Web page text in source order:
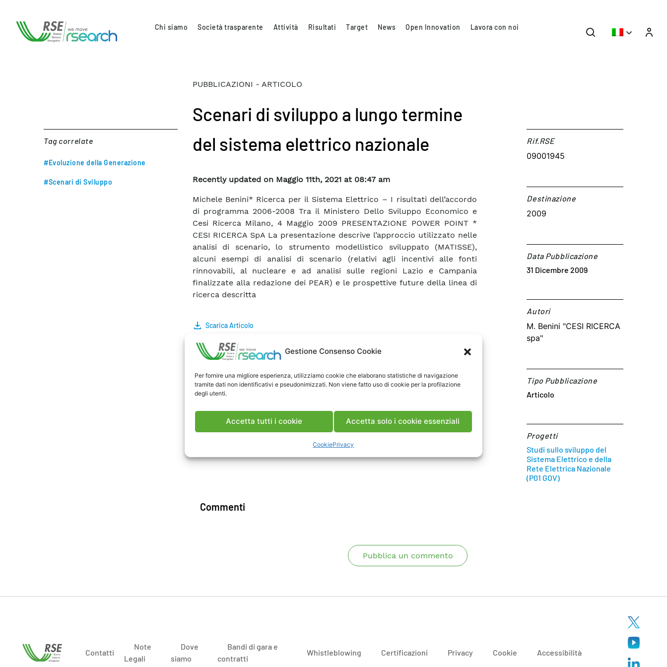
Gestione Consenso Cookie
Per fornire una migliore esperienza, utilizziamo cookie che elaborano statistiche di navigazione
tramite dati non identificativi e pseudonimizzati. Non viene fatto uso di cookie per la profilazione
degli utenti.
Accetta tutti i cookie Accetta solo i cookie essenziali
CookiePrivacy
Chi siamo Società trasparente Attività Risultati Target News Open Innovation Lavora con noi
Tag correlate
#Evoluzione della Generazione
#Scenari di Sviluppo
PUBBLICAZIONI - ARTICOLO
Scenari di sviluppo a lungo termine
del sistema elettrico nazionale
Recently updated on Maggio 11th, 2021 at 08:47 am
Michele Benini* Ricerca per il Sistema Elettrico – I risultati dell’accordo
di programma 2006-2008 Tra il Ministero Dello Sviluppo Economico e
Cesi Ricerca Milano, 4 Maggio 2009 PRESENTAZIONE POWER POINT *
CESI RICERCA SpA La presentazione descrive l’approccio utilizzato nelle
analisi di scenario, lo strumento modellistico sviluppato (MATISSE),
alcuni esempi di analisi di scenario (relativi agli incentivi alle fonti
rinnovabili, al nucleare e ad analisi sulle regioni Lazio e Campania
finalizzate alla redazione dei PEAR) e le prospettive future della linea di
ricerca descritta
Scarica Articolo
Rif.RSE​
09001945
Destinazione​
2009
Data Pubblicazione
31 Dicembre 2009
Autori​
M. Benini "CESI RICERCA
spa"
Tipo Pubblicazione
Articolo
Progetti
Studi sullo sviluppo del
Sistema Elettrico e della
Rete Elettrica Nazionale
(P01 GOV)
Commenti
Pubblica un commento
Contatti
Note
Legali
Dove
siamo
Bandi di gara e
contratti
Whistleblowing Certificazioni Privacy Cookie Accessibilità